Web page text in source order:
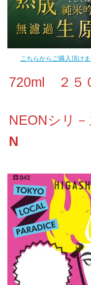
こちらからご購入頂け
720ml ２５
NEONシリ
N